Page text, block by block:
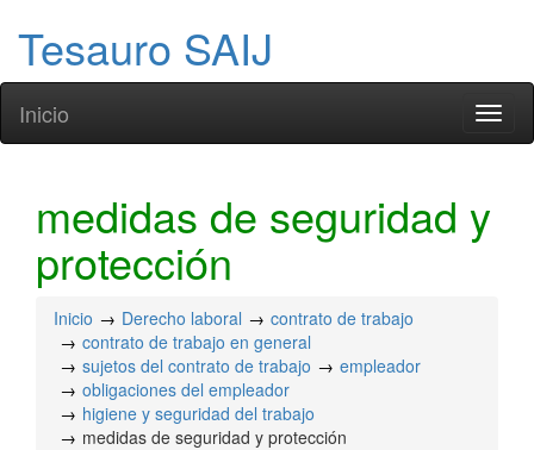
Tesauro SAIJ
Inicio
medidas de seguridad y
protección
Inicio Derecho laboral
contrato de trabajo
contrato de trabajo en general
sujetos del contrato de trabajo
empleador
obligaciones del empleador
higiene y seguridad del trabajo
medidas de seguridad y protección